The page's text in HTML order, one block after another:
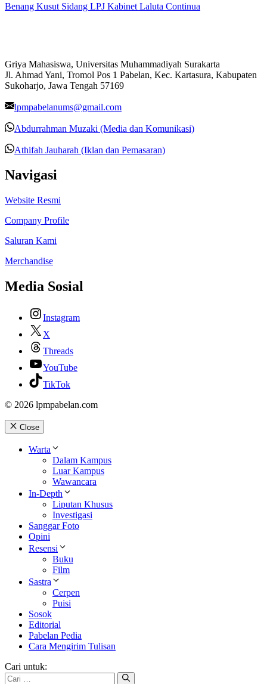
Benang Kusut Sidang LPJ Kabinet Laluta Continua
Griya Mahasiswa, Universitas Muhammadiyah Surakarta
Jl. Ahmad Yani, Tromol Pos 1 Pabelan, Kec. Kartasura, Kabupaten
Sukoharjo, Jawa Tengah 57169
lpmpabelanums@gmail.com
Abdurrahman Muzaki (Media dan Komunikasi)
Athifah Jauharah (Iklan dan Pemasaran)
Navigasi
Website Resmi
Company Profile
Saluran Kami
Merchandise
Media Sosial
Instagram
X
Threads
YouTube
TikTok
© 2026 lpmpabelan.com
Close
Warta
Dalam Kampus
Luar Kampus
Wawancara
In-Depth
Liputan Khusus
Investigasi
Sanggar Foto
Opini
Resensi
Buku
Film
Sastra
Cerpen
Puisi
Sosok
Editorial
Pabelan Pedia
Cara Mengirim Tulisan
Cari untuk: